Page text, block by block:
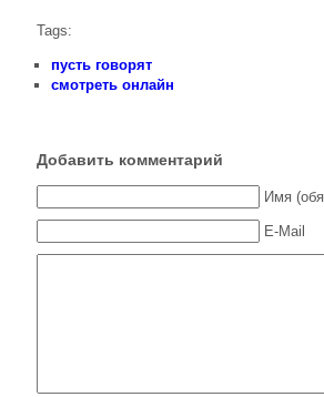
Tags:
пусть говорят
смотреть онлайн
Добавить комментарий
Имя
E-Mail